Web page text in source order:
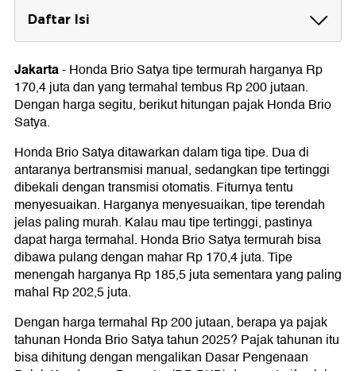
Daftar Isi
Pajak Honda Brio Satya
Pajak Honda Brio Satya S M/T
Pajak Honda Brio Satya E M/T
Pajak Honda Brio Satya E CVT
Jakarta-Honda Brio Satya tipe termurah harganya Rp
170,4 juta dan yang termahal tembus Rp 200 jutaan.
Dengan harga segitu, berikut hitungan pajak Honda Brio
Satya.
Honda Brio Satya ditawarkan dalam tiga tipe. Dua di
antaranya bertransmisi manual, sedangkan tipe tertinggi
dibekali dengan transmisi otomatis. Fiturnya tentu
menyesuaikan. Harganya menyesuaikan, tipe terendah
jelas paling murah. Kalau mau tipe tertinggi, pastinya
dapat harga termahal. Honda Brio Satya termurah bisa
dibawa pulang dengan mahar Rp 170,4 juta. Tipe
menengah harganya Rp 185,5 juta sementara yang paling
mahal Rp 202,5 juta.
Dengan harga termahal Rp 200 jutaan, berapa ya pajak
tahunan Honda Brio Satya tahun 2025? Pajak tahunan itu
bisa dihitung dengan mengalikan Dasar Pengenaan